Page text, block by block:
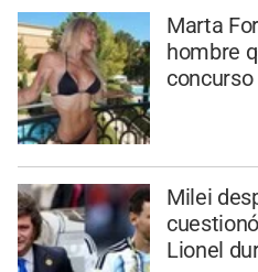
Marta
hombre
Milei
Lionel